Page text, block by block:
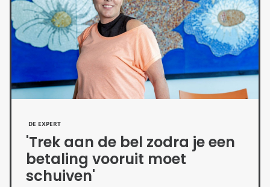
DE EXPERT
'Trek aan de bel zodra je een
betaling vooruit moet
schuiven'